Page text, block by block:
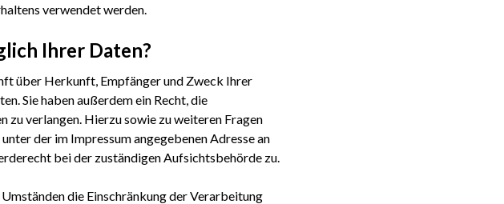
verwendet werden.
Ihrer Daten?
über Herkunft, Empfänger und Zweck Ihrer
Sie haben außerdem ein Recht, die
zu verlangen. Hierzu sowie zu weiteren Fragen
der im Impressum angegebenen Adresse an
bei der zuständigen Aufsichtsbehörde zu.
die Einschränkung der Verarbeitung